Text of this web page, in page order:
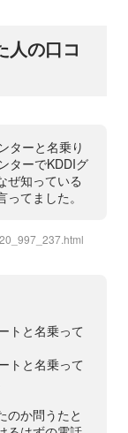
人の口コ
ターと名乗り
ターでKDDIグ
ぜ知っている
てました。
トと名乗って
トと名乗って
のか問うたと